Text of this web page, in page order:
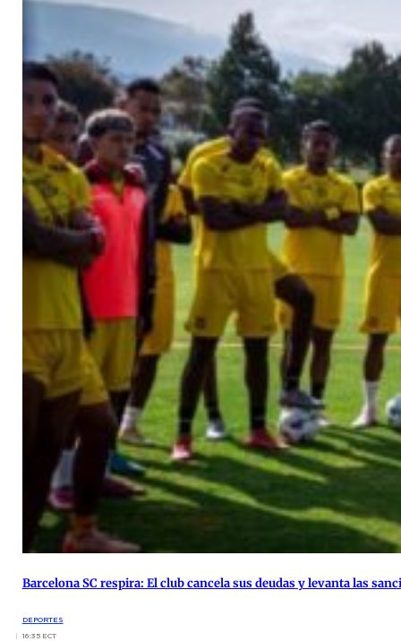
Barcelona SC respira: El club cancela sus deudas y levanta las
DEPORTES
16:35 ECT